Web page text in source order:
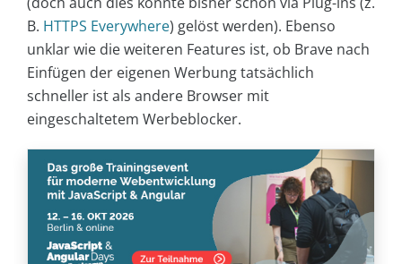
B. HTTPS Everywhere) gelöst werden). Ebenso
unklar wie die weiteren Features ist, ob Brave nach
Einfügen der eigenen Werbung tatsächlich
schneller ist als andere Browser mit
eingeschaltetem Werbeblocker.